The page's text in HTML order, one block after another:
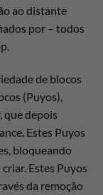
ao distante
por – todos
de blocos
(Puyos),
que depois
Estes Puyos
bloqueando
Estes Puyos
da remoção